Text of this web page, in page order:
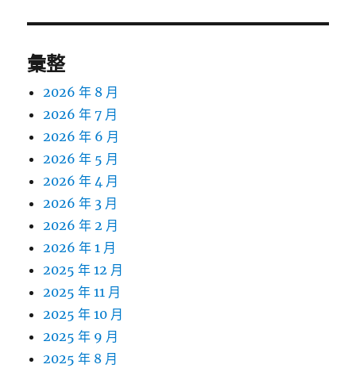
彙整
2026 年 8 月
2026 年 7 月
2026 年 6 月
2026 年 5 月
2026 年 4 月
2026 年 3 月
2026 年 2 月
2026 年 1 月
2025 年 12 月
2025 年 11 月
2025 年 10 月
2025 年 9 月
2025 年 8 月